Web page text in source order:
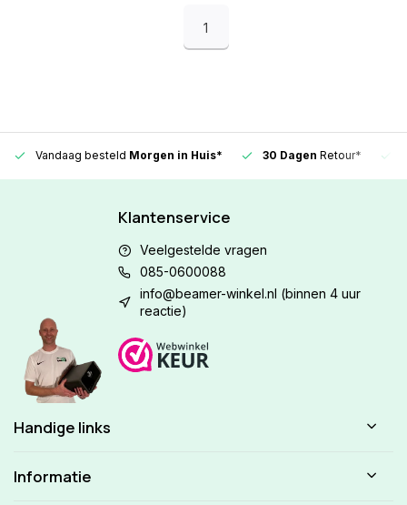
1
Vandaag besteld Morgen in Huis* 30 Dagen Retour*
Klantenservice
Veelgestelde vragen
085-0600088
info@beamer-winkel.nl (binnen 4 uur
reactie)
Handige links
Informatie